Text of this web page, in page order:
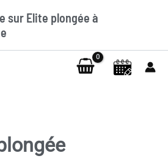
sur Elite plongée à